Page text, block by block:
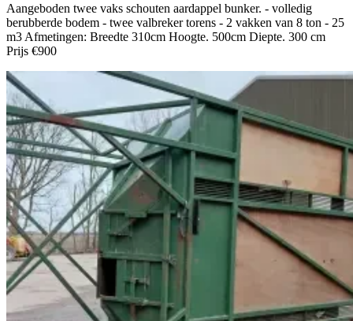
Aangeboden twee vaks schouten aardappel bunker. - volledig
berubberde bodem - twee valbreker torens - 2 vakken van 8 ton - 25
m3 Afmetingen: Breedte 310cm Hoogte. 500cm Diepte. 300 cm
Prijs €900